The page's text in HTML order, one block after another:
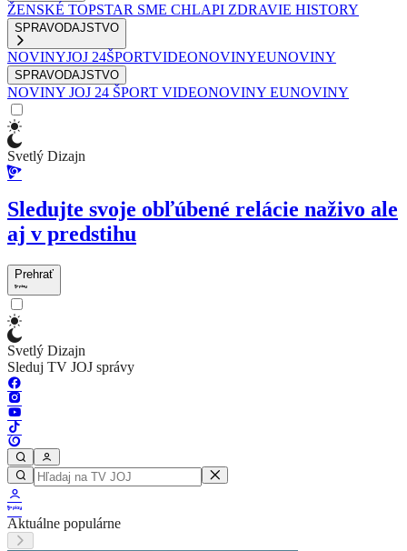
ŽENSKÉ TOPSTAR SME CHLAPI ZDRAVIE HISTORY
SPRAVODAJSTVO
NOVINYJOJ 24ŠPORTVIDEONOVINYEUNOVINY
SPRAVODAJSTVO
NOVINY JOJ 24 ŠPORT VIDEONOVINY EUNOVINY
Svetlý Dizajn
Sledujte svoje obľúbené relácie naživo ale
aj v predstihu
Prehrať
Svetlý Dizajn
Sleduj TV JOJ správy
Aktuálne populárne